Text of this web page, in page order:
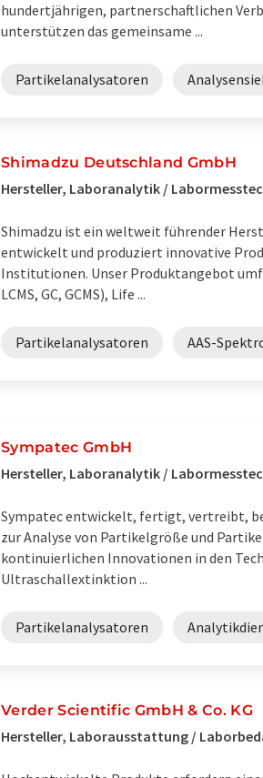
hundertjährigen, partnerschaftlichen
unterstützen das gemeinsame ...
Partikelanalysatoren
Shimadzu Deutschland GmbH
Hersteller, Laboranalytik /
Shimadzu ist ein weltweit führender
entwickelt und produziert innovative
Institutionen. Unser Produktangebot
LCMS, GC, GCMS), Life ...
Partikelanalysatoren AAS-
Sympatec GmbH
Hersteller, Laboranalytik /
Sympatec entwickelt, fertigt, vertreibt,
zur Analyse von Partikelgröße und
kontinuierlichen Innovationen in den
Ultraschallextinktion ...
Partikelanalysatoren
Verder Scientific GmbH & Co. KG
Hersteller, Laborausstattung /